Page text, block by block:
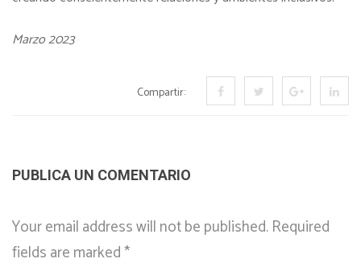
Marzo 2023
Compartir:
PUBLICA UN COMENTARIO
Your email address will not be published. Required
fields are marked*